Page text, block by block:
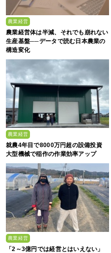
農業経営
農業経営体は半減、それでも崩れない
生産基盤──データで読む日本農業の
構造変化
農業経営
就農4年目で8000万円超の設備投資
大型機械で稲作の作業効率アップ
農業経営
「2～3億円では経営とはいえない」